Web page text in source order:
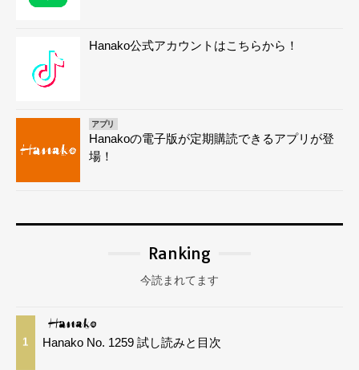
Hanako公式アカウントはこちらから！
アプリ
Hanakoの電子版が定期購読できるアプリが登
場！
Ranking
今読まれてます
1 Hanako No. 1259 試し読みと目次